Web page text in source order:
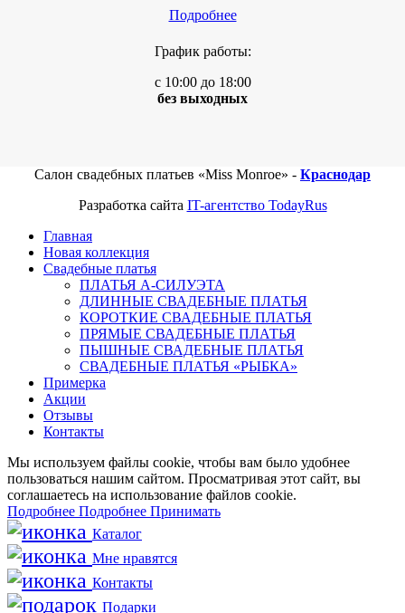
Подробнее
График работы:
с 10:00 до 18:00
без выходных
Салон свадебных платьев «Miss Monroe» - Краснодар
Разработка сайта IT-агентство TodayRus
Главная
Новая коллекция
Свадебные платья
ПЛАТЬЯ А-СИЛУЭТА
ДЛИННЫЕ СВАДЕБНЫЕ ПЛАТЬЯ
КОРОТКИЕ СВАДЕБНЫЕ ПЛАТЬЯ
ПРЯМЫЕ СВАДЕБНЫЕ ПЛАТЬЯ
ПЫШНЫЕ СВАДЕБНЫЕ ПЛАТЬЯ
СВАДЕБНЫЕ ПЛАТЬЯ «РЫБКА»
Примерка
Акции
Отзывы
Контакты
Мы используем файлы cookie, чтобы вам было удобнее
пользоваться нашим сайтом. Просматривая этот сайт, вы
соглашаетесь на использование файлов cookie.
Подробнее Подробнее Принимать
Каталог
Мне нравятся
Контакты
Подарки